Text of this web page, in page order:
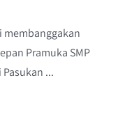
membanggakan
Pramuka SMP
...